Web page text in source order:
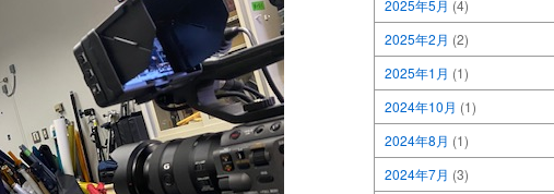
2025年5月 (4)
2025年2月 (2)
2025年1月 (1)
2024年10月 (1)
2024年8月 (1)
2024年7月 (3)